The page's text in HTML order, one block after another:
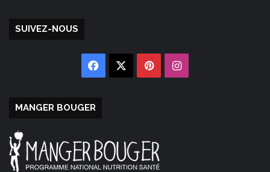
SUIVEZ-NOUS
Facebook PinterestInstagram
MANGER BOUGER